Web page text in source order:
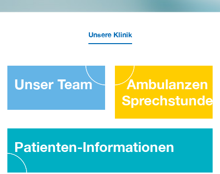
Unsere Klinik
Unser Team
Ambulanzen
Patienten-Informationen